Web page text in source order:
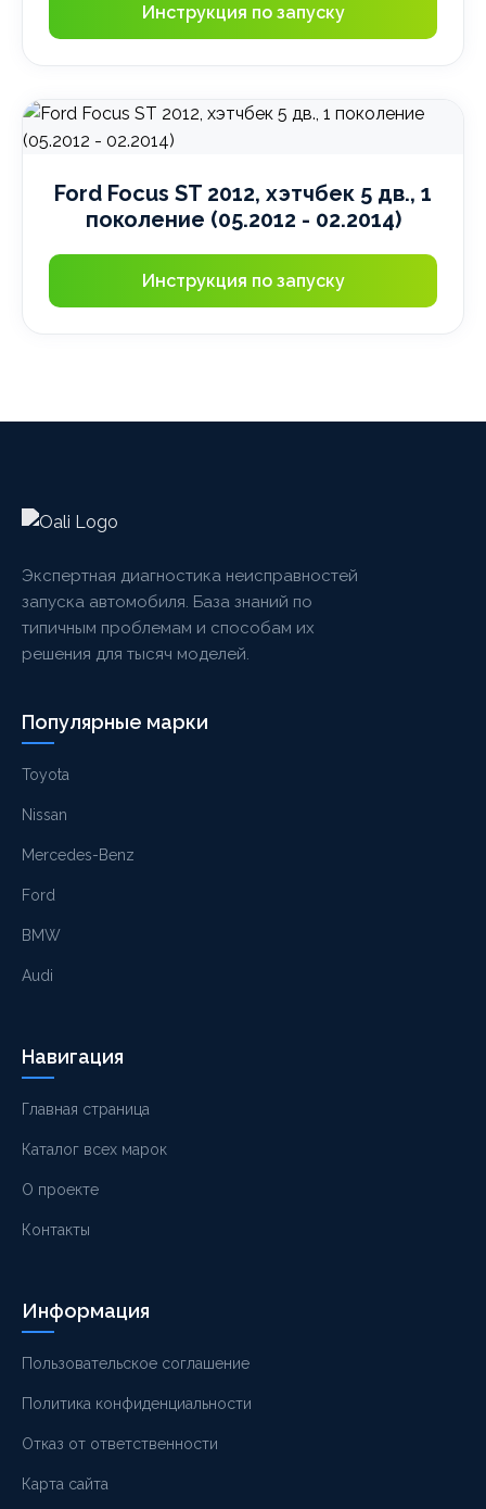
Инструкция по запуску
Ford Focus ST 2012, хэтчбек 5 дв., 1
поколение (05.2012 - 02.2014)
Инструкция по запуску
Экспертная диагностика неисправностей
запуска автомобиля. База знаний по
типичным проблемам и способам их
решения для тысяч моделей.
Популярные марки
Toyota
Nissan
Mercedes-Benz
Ford
BMW
Audi
Навигация
Главная страница
Каталог всех марок
О проекте
Контакты
Информация
Пользовательское соглашение
Политика конфиденциальности
Отказ от ответственности
Карта сайта